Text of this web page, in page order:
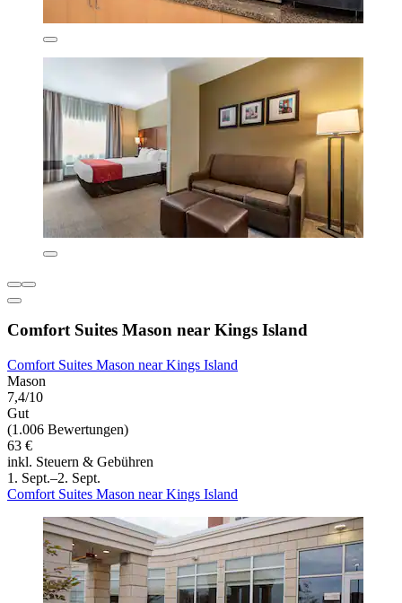
Comfort Suites Mason near Kings Island
Comfort Suites Mason near Kings Island
Mason
7,4/10
Gut
(1.006 Bewertungen)
63 €
inkl. Steuern & Gebühren
1. Sept.–2. Sept.
Comfort Suites Mason near Kings Island